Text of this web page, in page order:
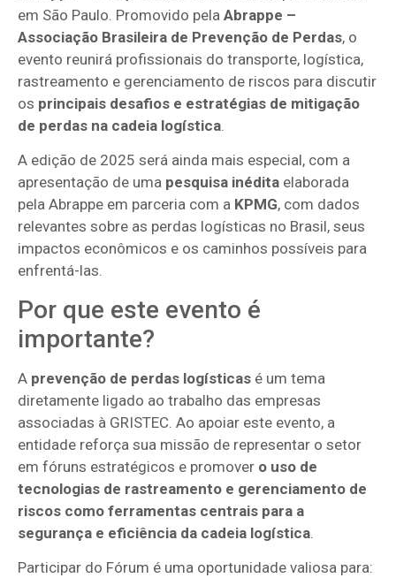
em São Paulo. Promovido pela Abrappe –
Associação Brasileira de Prevenção de Perdas, o
evento reunirá profissionais do transporte, logística,
rastreamento e gerenciamento de riscos para discutir
os principais desafios e estratégias de mitigação
de perdas na cadeia logística.
A edição de 2025 será ainda mais especial, com a
apresentação de uma pesquisa inédita elaborada
pela Abrappe em parceria com a KPMG, com dados
relevantes sobre as perdas logísticas no Brasil, seus
impactos econômicos e os caminhos possíveis para
enfrentá-las.
Por que este evento é
importante?
A prevenção de perdas logísticas é um tema
diretamente ligado ao trabalho das empresas
associadas à GRISTEC. Ao apoiar este evento, a
entidade reforça sua missão de representar o setor
em fóruns estratégicos e promover o uso de
tecnologias de rastreamento e gerenciamento de
riscos como ferramentas centrais para a
segurança e eficiência da cadeia logística
Participar do Fórum é uma oportunidade valiosa para: